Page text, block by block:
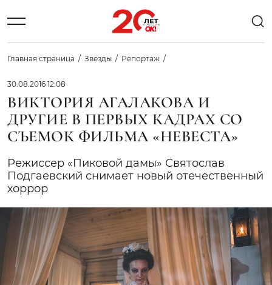
Главная страница Звезды Репортаж
30.08.2016 12:08
ВИКТОРИЯ АГАЛАКОВА И
ДРУГИЕ В ПЕРВЫХ КАДРАХ СО
СЪЕМОК ФИЛЬМА «НЕВЕСТА»
Режиссер «Пиковой дамы» Святослав
Подгаевский снимает новый отечественный
хоррор